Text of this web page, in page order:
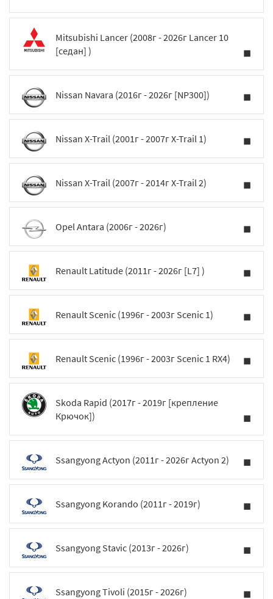
Mitsubishi Lancer (2008г - 2026г Lancer 10
[седан] )
Nissan Navara (2016г - 2026г [NP300])
Nissan X-Trail (2001г - 2007г X-Trail 1)
Nissan X-Trail (2007г - 2014г X-Trail 2)
Opel Antara (2006г - 2026г)
Renault Latitude (2011г - 2026г [L7] )
Renault Scenic (1996г - 2003г Scenic 1)
Renault Scenic (1996г - 2003г Scenic 1 RX4)
Skoda Rapid (2017г - 2019г [крепление
Крючок])
Ssangyong Actyon (2011г - 2026г Actyon 2)
Ssangyong Korando (2011г - 2019г)
Ssangyong Stavic (2013г - 2026г)
Ssangyong Tivoli (2015г - 2026г)